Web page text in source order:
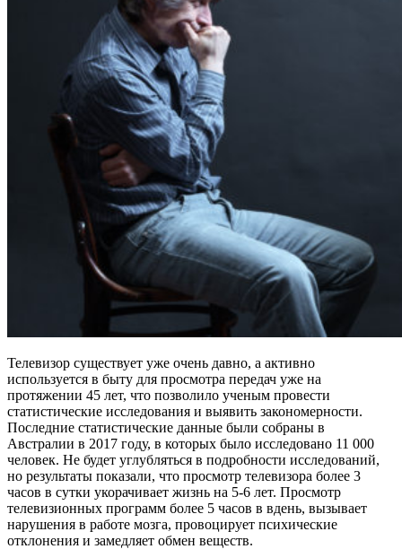
Телевизор существует уже очень давно, а активно
используется в быту для просмотра передач уже на
протяжении 45 лет, что позволило ученым провести
статистические исследования и выявить закономерности.
Последние статистические данные были собраны в
Австралии в 2017 году, в которых было исследовано 11 000
человек. Не будет углубляться в подробности исследований,
но результаты показали, что просмотр телевизора более 3
часов в сутки укорачивает жизнь на 5-6 лет. Просмотр
телевизионных программ более 5 часов в вдень, вызывает
нарушения в работе мозга, провоцирует психические
отклонения и замедляет обмен веществ.